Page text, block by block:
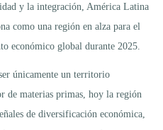
y la integración, América Latina
como una región en alza para el
económico global durante 2025.
únicamente un territorio
de materias primas, hoy la región
de diversificación económica,